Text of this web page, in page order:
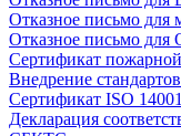
Отказное письмо для
Отказное письмо для
Сертификат пожарной
Внедрение
Сертификат ISO 14001
Декларация